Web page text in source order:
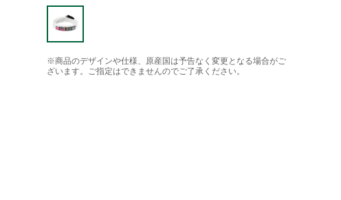
※商品のデザインや仕様、原産国は予告なく変更となる場合がご
ざいます。ご指定はできませんのでご了承ください。